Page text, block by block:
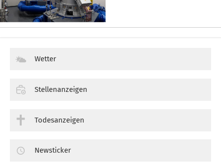
Wetter
Stellenanzeigen
Todesanzeigen
Newsticker